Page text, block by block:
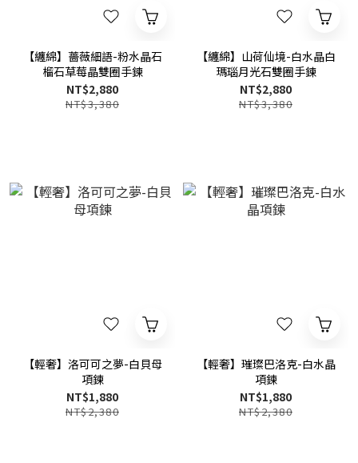
【纏綿】薔薇細語-粉水晶石
榴石草莓晶雙圈手鍊
NT$2,880
NT$3,380
【纏綿】山荷仙境-白水晶白
瑪瑙月光石雙圈手鍊
NT$2,880
NT$3,380
【輕奢】洛可可之夢-白貝母
項鍊
NT$1,880
NT$2,380
【輕奢】璀璨巴洛克-白水晶
項鍊
NT$1,880
NT$2,380